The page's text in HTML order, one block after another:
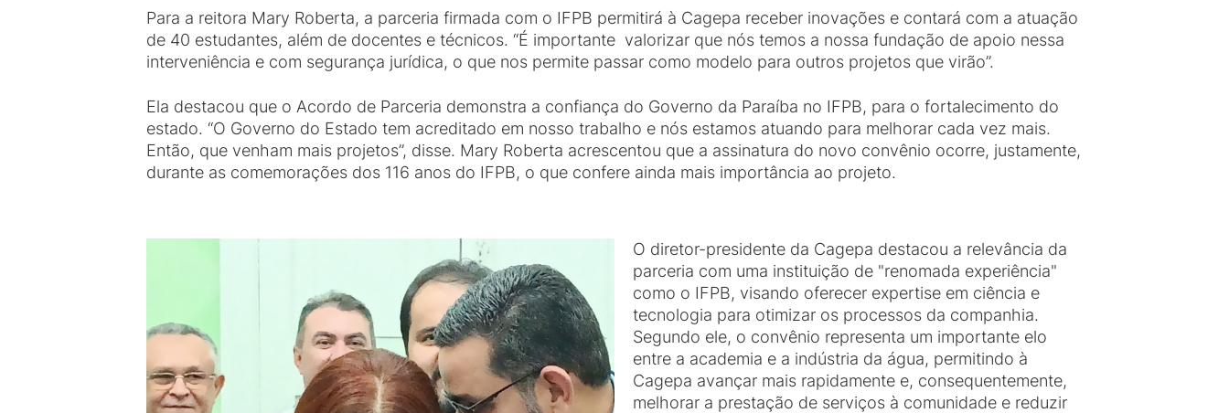
Para a reitora Mary Roberta, a parceria firmada com o IFPB permitirá à Cagepa receber inovações e contará com a atuação
de 40 estudantes, além de docentes e técnicos. “É importante valorizar que nós temos a nossa fundação de apoio nessa
interveniência e com segurança jurídica, o que nos permite passar como modelo para outros projetos que virão”.
Ela destacou que o Acordo de Parceria demonstra a confiança do Governo da Paraíba no IFPB, para o fortalecimento do
estado. “O Governo do Estado tem acreditado em nosso trabalho e nós estamos atuando para melhorar cada vez mais.
Então, que venham mais projetos”, disse. Mary Roberta acrescentou que a assinatura do novo convênio ocorre, justamente,
durante as comemorações dos 116 anos do IFPB, o que confere ainda mais importância ao projeto.
O diretor-presidente da Cagepa destacou a relevância da
parceria com uma instituição de "renomada experiência"
como o IFPB, visando oferecer expertise em ciência e
tecnologia para otimizar os processos da companhia.
Segundo ele, o convênio representa um importante elo
entre a academia e a indústria da água, permitindo à
Cagepa avançar mais rapidamente e, consequentemente,
melhorar a prestação de serviços à comunidade e reduzir